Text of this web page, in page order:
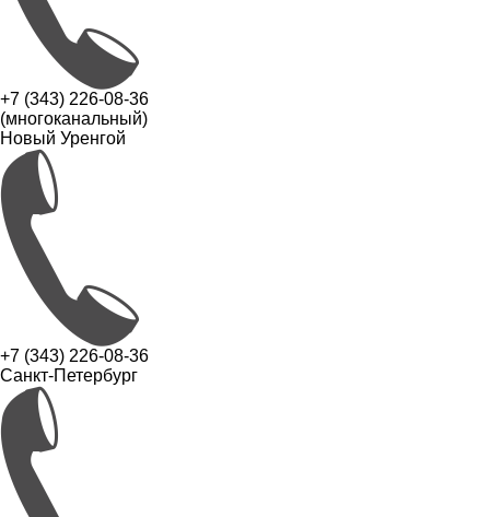
+7 (343) 226-08-36
(многоканальный)
Новый Уренгой
+7 (343) 226-08-36
Санкт-Петербург